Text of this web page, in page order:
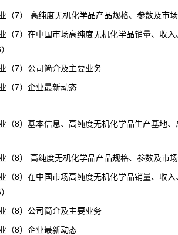
高纯度无机化学品产品规格、参数及市场
在中国市场高纯度无机化学品销量、收入
公司简介及主要业务
）企业最新动态
基本信息、高纯度无机化学品生产基地、
高纯度无机化学品产品规格、参数及市场
在中国市场高纯度无机化学品销量、收入
公司简介及主要业务
）企业最新动态